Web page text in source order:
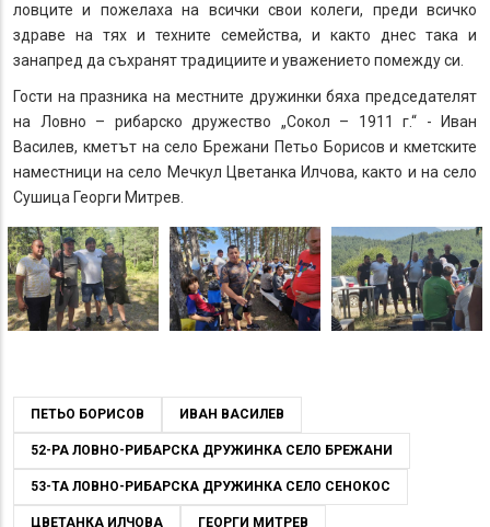
ловците и пожелаха на всички свои колеги, преди всичко
здраве на тях и техните семейства, и както днес така и
занапред да съхранят традициите и уважението помежду си.
Гости на празника на местните дружинки бяха председателят
на Ловно – рибарско дружество „Сокол – 1911 г.“ - Иван
Василев, кметът на село Брежани Петьо Борисов и кметските
наместници на село Мечкул Цветанка Илчова, както и на село
Сушица Георги Митрев.
ПЕТЬО БОРИСОВ ИВАН ВАСИЛЕВ
52-РА ЛОВНО-РИБАРСКА ДРУЖИНКА СЕЛО БРЕЖАНИ
53-ТА ЛОВНО-РИБАРСКА ДРУЖИНКА СЕЛО СЕНОКОС
ЦВЕТАНКА ИЛЧОВА ГЕОРГИ МИТРЕВ